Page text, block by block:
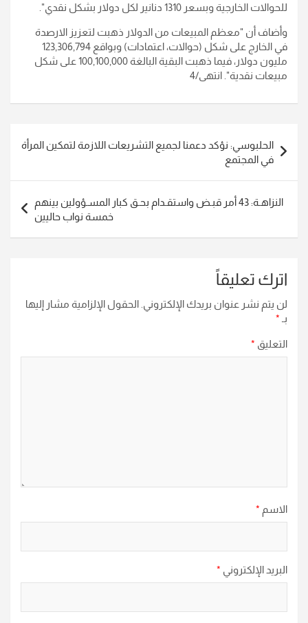
للحوالات الخارجية وبسعر 1310 دنانير لكل دولار بشكل نقدي".
وأضاف أن "معظم المبيعات من الدولار ذهبت لتعزيز الارصدة
في الخارج على شكل (حوالات، اعتمادات) وبواقع 123,306,794
مليون دولار، فيما ذهبت البقية البالغة 100,100,000 على شكل
مبيعات نقدية". انتهى/4
المقالات
الحلبوسي: نؤكد دعمنا لجميع التشريعات اللازمة لتمكين المرأة
في المجتمع
النزاهـة: 43 أمر قبـض واستقـدام بحـق كبار المسـؤولين بينهم
خمسة نواب حاليين
اترك تعليقاً
لن يتم نشر عنوان بريدك الإلكتروني. الحقول الإلزامية مشار إليها
بـ *
التعليق *
الاسم *
البريد الإلكتروني *